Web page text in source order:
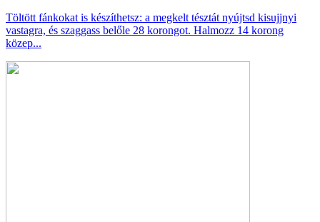
Töltött fánkokat is készíthetsz: a megkelt tésztát nyújtsd kisujjnyi
vastagra, és szaggass belőle 28 korongot. Halmozz 14 korong
közep...